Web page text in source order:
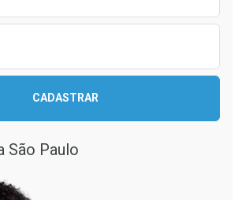
Comprar sem Desconto
Comprar sem Desconto
CADASTRAR
São Paulo